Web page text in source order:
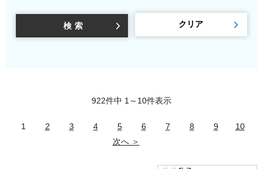
922件中 1～10件表示
1 2 3 4 5 6 7 8 9
10
次へ ＞